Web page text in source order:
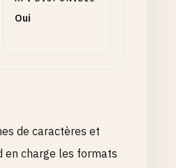
Oui
de caractères et
en charge les formats